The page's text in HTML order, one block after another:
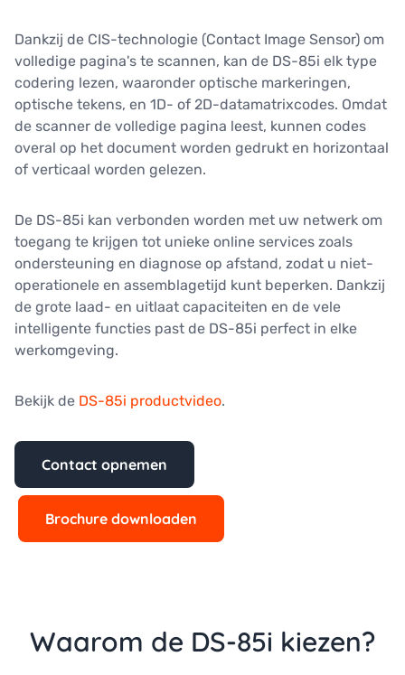
Dankzij de CIS-technologie (Contact Image Sensor) om
volledige pagina's te scannen, kan de DS-85i elk type
codering lezen, waaronder optische markeringen,
optische tekens, en 1D- of 2D-datamatrixcodes. Omdat
de scanner de volledige pagina leest, kunnen codes
overal op het document worden gedrukt en horizontaal
of verticaal worden gelezen.
De DS-85i kan verbonden worden met uw netwerk om
toegang te krijgen tot unieke online services zoals
ondersteuning en diagnose op afstand, zodat u niet-
operationele en assemblagetijd kunt beperken. Dankzij
de grote laad- en uitlaat capaciteiten en de vele
intelligente functies past de DS-85i perfect in elke
werkomgeving.
Bekijk de DS-85i productvideo.
Contact opnemen
Brochure downloaden
Waarom de DS-85i kiezen?